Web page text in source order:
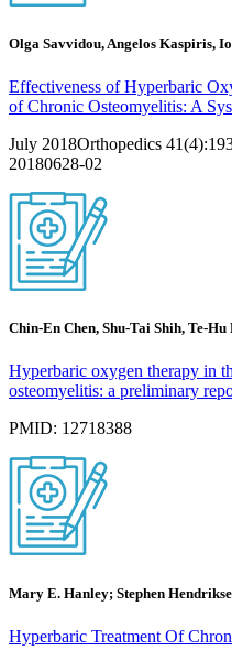
Olga Savvidou, Angelos Kaspiris,
Effectiveness of Hyperbaric
of Chronic Osteomyelitis: A
July 2018Orthopedics
20180628-02
Chin-En Chen, Shu-Tai Shih, Te-
Hyperbaric oxygen therapy in
osteomyelitis: a preliminary
PMID: 12718388
Mary E. Hanley; Stephen
Hyperbaric Treatment Of